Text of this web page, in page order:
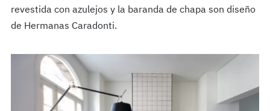
revestida con azulejos y la baranda de chapa son diseño
de Hermanas Caradonti.